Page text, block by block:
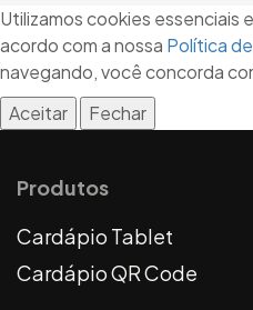
Utilizamos cookies essenciais
acordo com a nossa Política
navegando, você concorda
Aceitar
Fechar
Produtos
Cardápio Tablet
Cardápio QR Code